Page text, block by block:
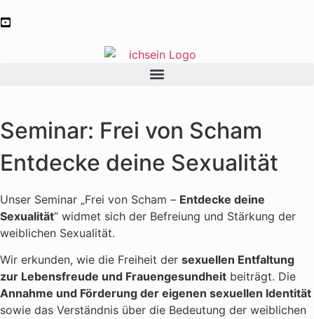
Seminar: Frei von Scham
Entdecke deine Sexualität
Unser Seminar „Frei von Scham – Entdecke deine
Sexualität“ widmet sich der Befreiung und Stärkung der
weiblichen Sexualität.
Wir erkunden, wie die Freiheit der sexuellen Entfaltung
zur Lebensfreude und Frauengesundheit beiträgt. Die
Annahme und Förderung der eigenen sexuellen Identität
sowie das Verständnis über die Bedeutung der weiblichen